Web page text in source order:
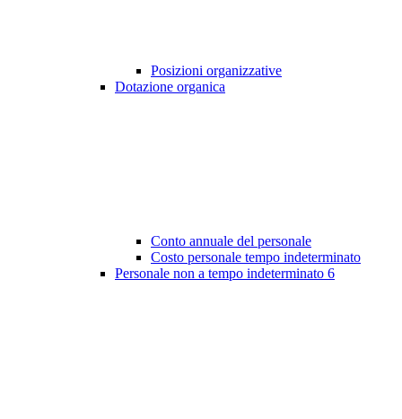
Posizioni organizzative
Dotazione organica
Conto annuale del personale
Costo personale tempo indeterminato
Personale non a tempo indeterminato 6